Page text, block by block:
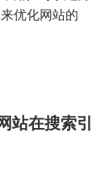
优化网站的
站在搜索引